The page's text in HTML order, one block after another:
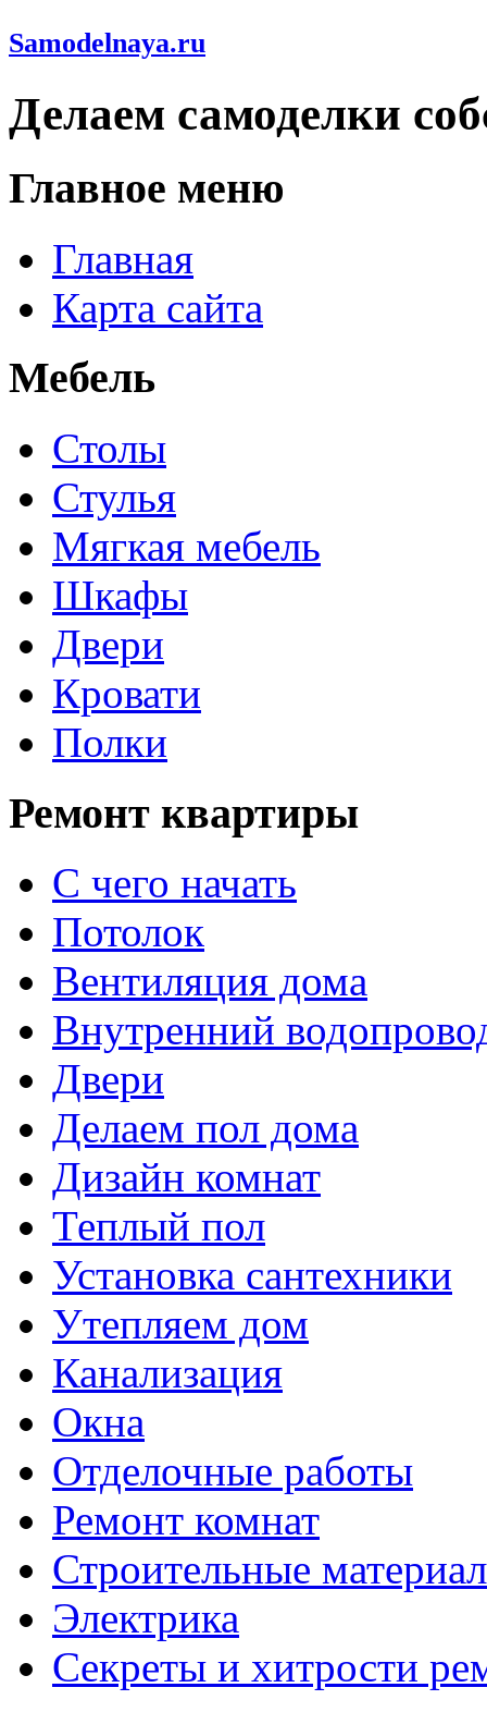
Samodelnaya.ru
Делаем самоделки
Главное меню
Главная
Карта сайта
Мебель
Столы
Стулья
Мягкая мебель
Шкафы
Двери
Кровати
Полки
Ремонт квартиры
С чего начать
Потолок
Вентиляция дома
Внутренний
Двери
Делаем пол дома
Дизайн комнат
Теплый пол
Установка сантехники
Утепляем дом
Канализация
Окна
Отделочные работы
Ремонт комнат
Строительные
Электрика
Секреты и хитрости